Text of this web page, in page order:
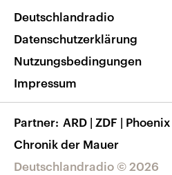
Nachrichten App
Frequenzen
Veranstaltungen
Musikliste
RSS
Barrierefreiheit
Deutschlandradio © 2026
Deutschlandradio
Datenschutzerklärung
Nutzungsbedingungen
Impressum
Partner ARD | ZDF | Phoenix
Chronik der Mauer